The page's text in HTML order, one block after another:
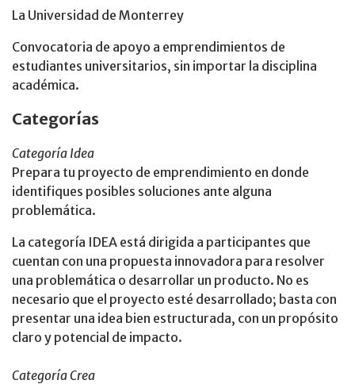
La Universidad de Monterrey
Convocatoria de apoyo a emprendimientos de
estudiantes universitarios, sin importar la disciplina
académica.
Categorías
Categoría Idea
Prepara tu proyecto de emprendimiento en donde
identifiques posibles soluciones ante alguna
problemática.
La categoría IDEA está dirigida a participantes que
cuentan con una propuesta innovadora para resolver
una problemática o desarrollar un producto. No es
necesario que el proyecto esté desarrollado; basta con
presentar una idea bien estructurada, con un propósito
claro y potencial de impacto.
Categoría Crea